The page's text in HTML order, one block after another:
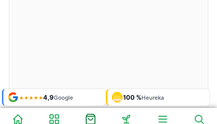
★★★★★4,9Google OVĚŘENO
ZÁKAZNÍKY
Heureka 100 %Heureka
Shop roku'24 + '25 Galerie925 fotek